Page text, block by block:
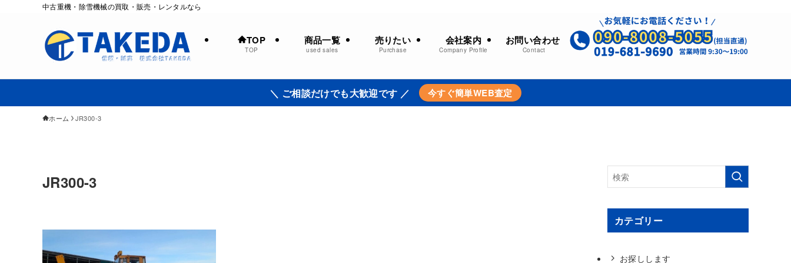
中古重機・除雪機械の買取・販売・レンタルなら
TOP
TOP
商品一覧
used sales
売りたい
Purchase
会社案内
Company Profile
お問い合わせ
Contact
＼ ご相談だけでも大歓迎です ／ 今すぐ簡単WEB査定
ホーム JR300-3
JR300-3
カテゴリー
お探しします